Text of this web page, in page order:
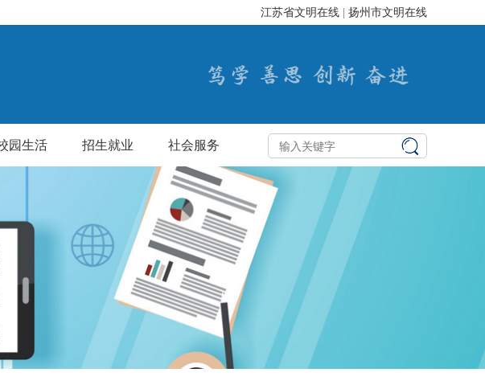
江苏省文明在线 扬州市文明在线
园生活 招生就业 社会服务